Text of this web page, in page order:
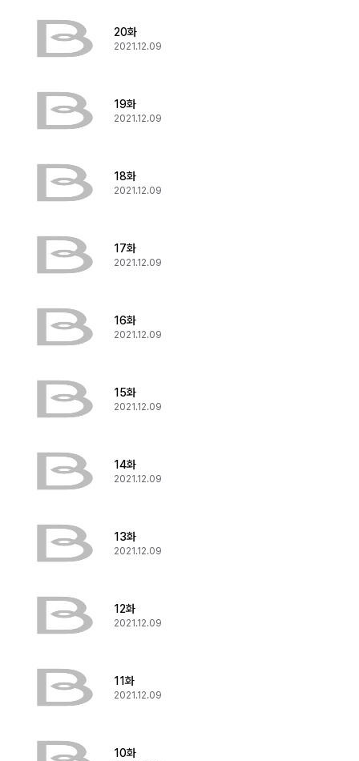
20화
2021.12.09
19화
2021.12.09
18화
2021.12.09
17화
2021.12.09
16화
2021.12.09
15화
2021.12.09
14화
2021.12.09
13화
2021.12.09
12화
2021.12.09
11화
2021.12.09
10화